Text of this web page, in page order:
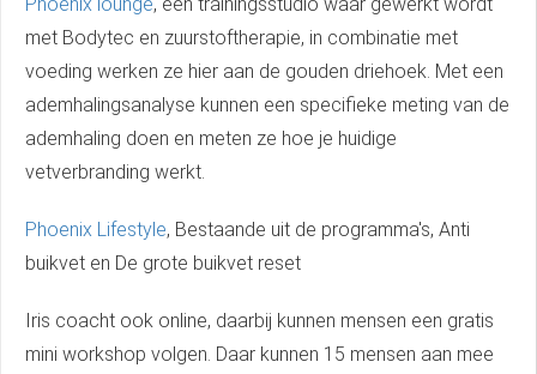
met Bodytec en zuurstoftherapie, in combinatie met
voeding werken ze hier aan de gouden driehoek. Met een
ademhalingsanalyse kunnen een specifieke meting van de
ademhaling doen en meten ze hoe je huidige
vetverbranding werkt.
Phoenix Lifestyle, Bestaande uit de programma's, Anti
buikvet en De grote buikvet reset
Iris coacht ook online, daarbij kunnen mensen een gratis
mini workshop volgen. Daar kunnen 15 mensen aan mee